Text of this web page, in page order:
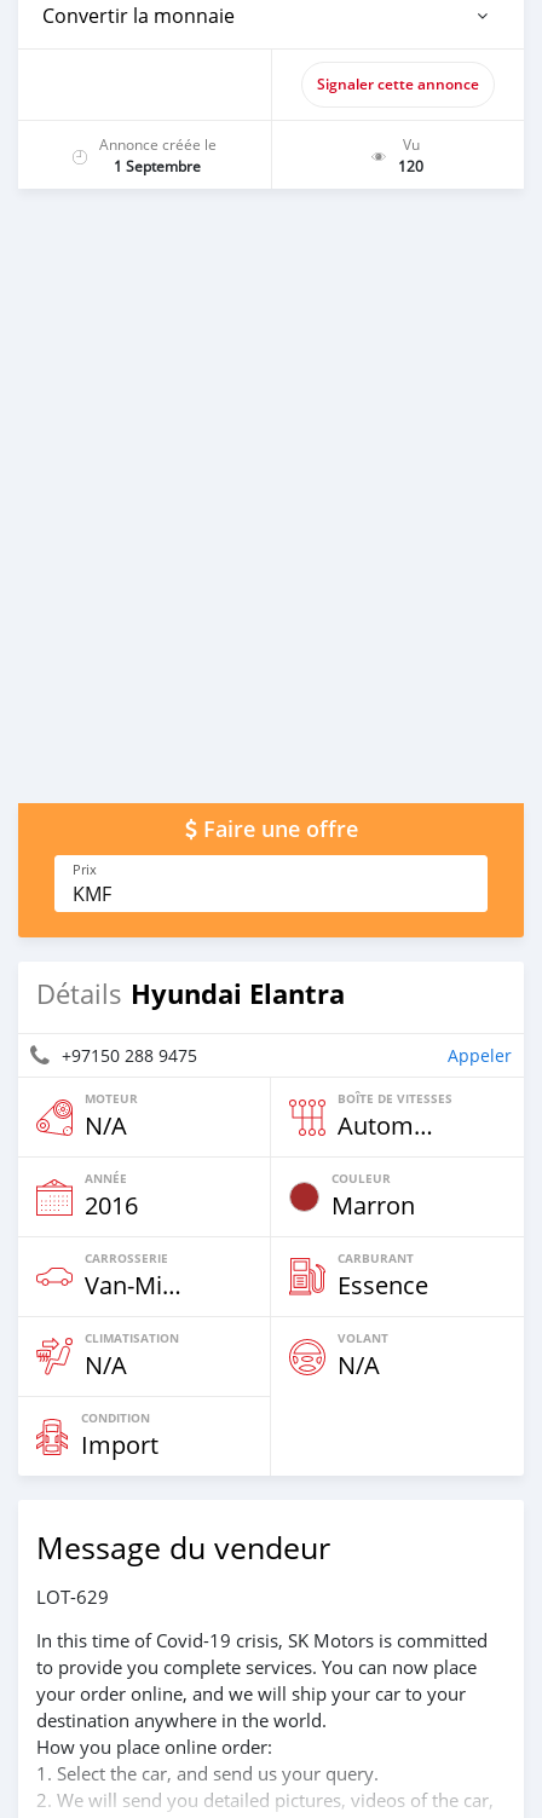
Convertir la monnaie
Signaler cette annonce
Annonce créée le
1 Septembre
Vu
120
Faire une offre
Prix
KMF
Détails Hyundai Elantra
+97150 288 9475 Appeler
MOTEUR
N/A
BOÎTE DE VITESSES
Automatique
ANNÉE
2016
COULEUR
Marron
CARROSSERIE
Van‒Minibus
CARBURANT
Essence
CLIMATISATION
N/A
VOLANT
N/A
CONDITION
Import
Message du vendeur
LOT-629
In this time of Covid-19 crisis, SK Motors is committed
to provide you complete services. You can now place
your order online, and we will ship your car to your
destination anywhere in the world.
How you place online order:
1. Select the car, and send us your query.
2. We will send you detailed pictures, videos of the car,